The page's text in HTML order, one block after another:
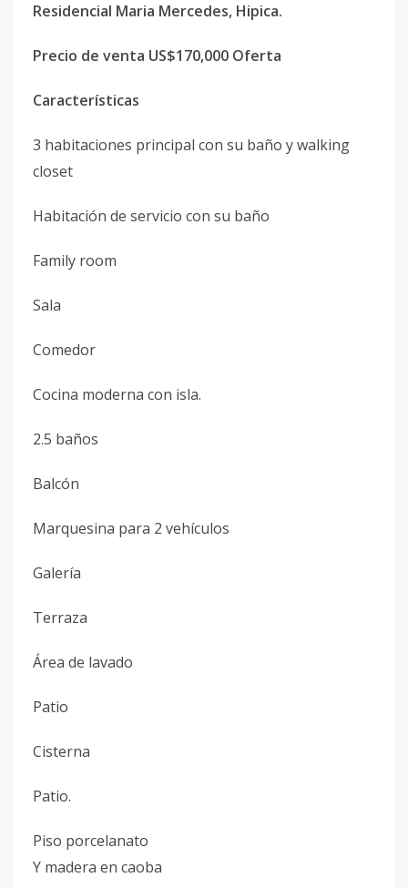
Residencial Maria Mercedes, Hipica.
Precio de venta US$170,000 Oferta
Características
3 habitaciones principal con su baño y walking
closet
Habitación de servicio con su baño
Family room
Sala
Comedor
Cocina moderna con isla.
2.5 baños
Balcón
Marquesina para 2 vehículos
Galería
Terraza
Área de lavado
Patio
Cisterna
Patio.
Piso porcelanato
Y madera en caoba